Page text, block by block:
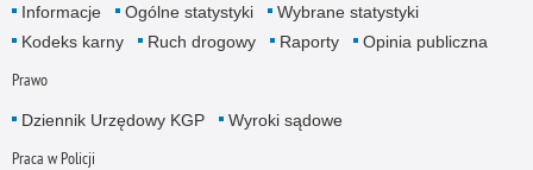
Informacje Ogólne statystyki
Wybrane statystyki
Kodeks karny
Ruch drogowy Raporty Opinia publiczna
Prawo
Dziennik Urzędowy KGP Wyroki sądowe
Praca w Policji